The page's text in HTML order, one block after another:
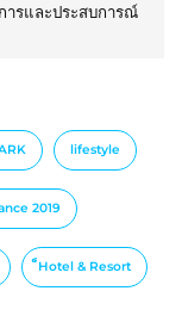
ารและประสบการณ์
lifestyle
2019
็Hotel & Resort